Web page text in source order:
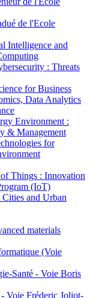
de l'Ecole
Intelligence and
: Threats
for Business
Data Analytics
Environment :
& Management
for
Things : Innovation
(IoT)
and Urban
materials
(Voie
Santé - Voie Boris
Voie Fréderic Joliot-